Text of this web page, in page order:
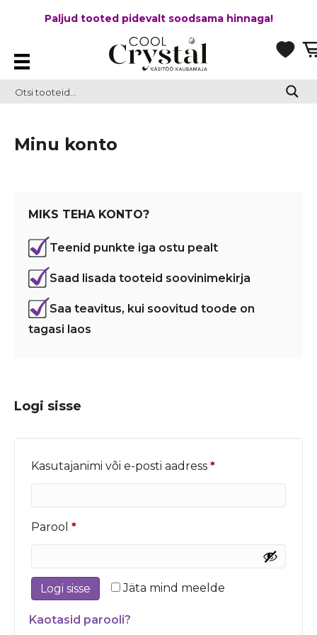
Paljud tooted pidevalt soodsama hinnaga!
Minu konto
MIKS TEHA KONTO?
Teenid punkte iga ostu pealt
Saad lisada tooteid soovinimekirja
Saa teavitus, kui soovitud toode on
tagasi laos
Logi sisse
Kasutajanimi või e-posti aadress *Nõutud
Parool *Nõutud
Jäta mind meelde
Logi sisse
Kaotasid parooli?